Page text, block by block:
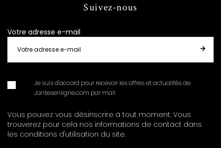
Suivez-nous
Votre adresse e-mail
Je suis d'accord pour recevoir les offres et actualités de
Jantesenligne.com par mail
Vous pouvez vous désinscrire à tout moment. Vous
trouverez pour cela nos informations de contact dans
les conditions d'utilisation du site.